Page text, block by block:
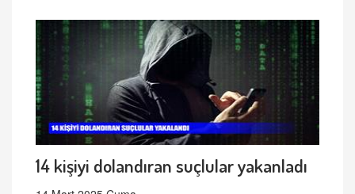
14 kişiyi dolandıran suçlular yakanladı